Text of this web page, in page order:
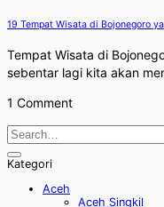
19 Tempat Wisata di Bojonegoro
Tempat Wisata di
sebentar lagi kita akan
1 Comment
Kategori
Aceh
Aceh Singkil